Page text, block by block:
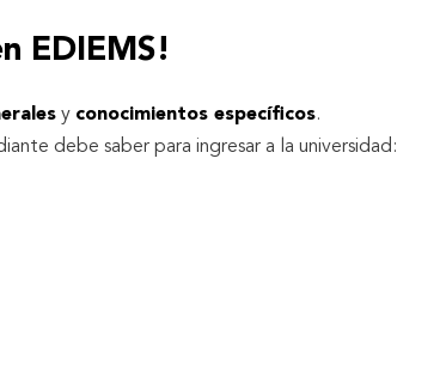
EDIEMS!
y conocimientos específicos.
debe saber para ingresar a la universidad: